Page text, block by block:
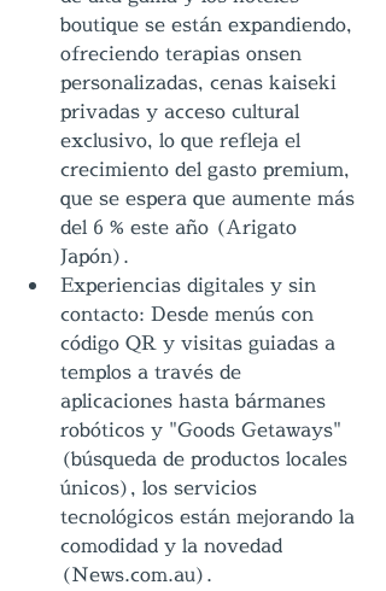
boutique se están expandiendo,
ofreciendo terapias onsen
personalizadas, cenas kaiseki
privadas y acceso cultural
exclusivo, lo que refleja el
crecimiento del gasto premium,
que se espera que aumente más
del 6 % este año (Arigato
Japón).
Experiencias digitales y sin
contacto: Desde menús con
código QR y visitas guiadas a
templos a través de
aplicaciones hasta bármanes
robóticos y "Goods Getaways"
(búsqueda de productos locales
únicos), los servicios
tecnológicos están mejorando la
comodidad y la novedad
(News.com.au).